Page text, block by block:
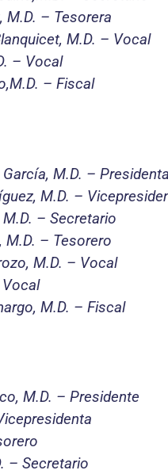
M.D. – Tesorera
M.D. – Vocal
– Vocal
– Fiscal
M.D. – Presidenta
M.D. –
– Secretario
M.D. – Tesorero
M.D. – Vocal
Vocal
M.D. – Fiscal
M.D. – Presidente
– Secretario